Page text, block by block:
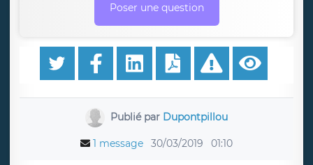
Poser une question
Publié par Dupontpillou
1 message 30/03/2019 01:10